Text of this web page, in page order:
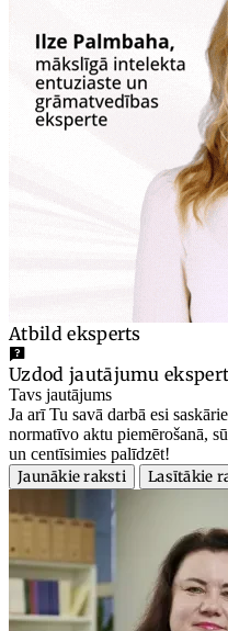
Atbild eksperts
Uzdod jautājumu
Tavs jautājums
Ja arī Tu savā darbā esi
normatīvo aktu piemērošanā,
un centīsimies palīdzēt!
Jaunākie raksti
Lasītākie